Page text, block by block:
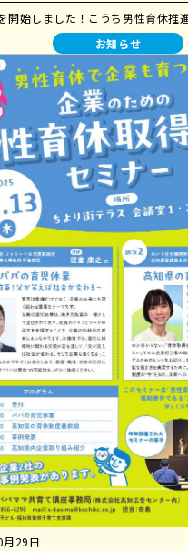
開始しました！こうち男性育休推
お知らせ
29日